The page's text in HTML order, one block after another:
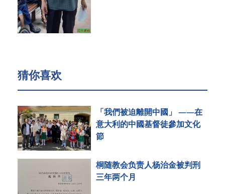
猜你喜欢
「我們被迫離開中國」 ——在
意大利的中國基督徒參加文化
節
桐随教会负责人杨治金被判刑
三年两个月